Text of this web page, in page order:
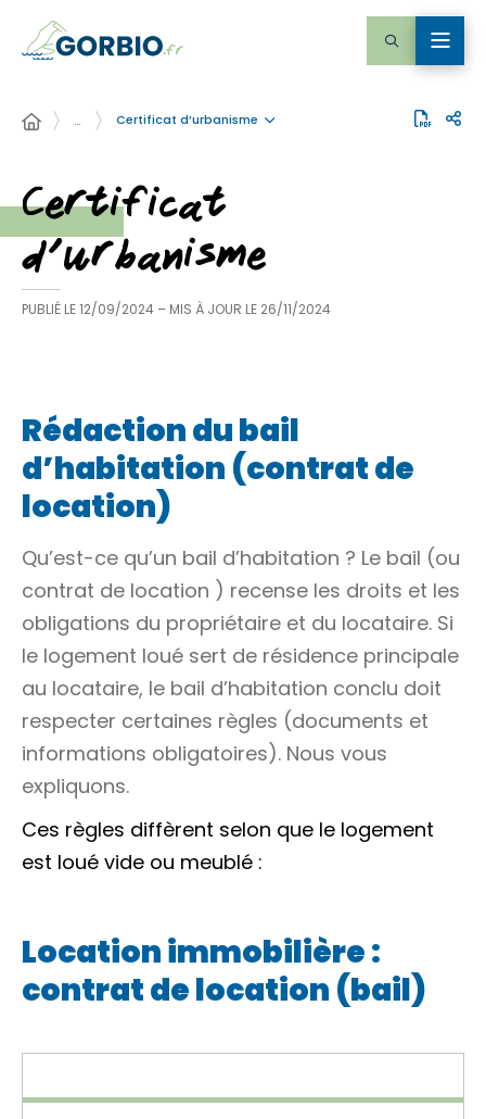
… Certificat d’urbanisme
Certificat
d’urbanisme
PUBLIÉ LE12/09/2024 – MIS À JOUR LE 26/11/2024
Rédaction du bail
d’habitation (contrat de
location)
Qu’est-ce qu’un bail d’habitation ? Le bail (ou
contrat de location ) recense les droits et les
obligations du propriétaire et du locataire. Si
le logement loué sert de résidence principale
au locataire, le bail d’habitation conclu doit
respecter certaines règles (documents et
informations obligatoires). Nous vous
expliquons.
Ces règles diffèrent selon que le logement
est loué vide ou meublé :
Location immobilière :
contrat de location (bail)